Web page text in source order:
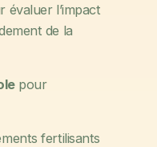
évaluer l’impact
de la
pour
fertilisants